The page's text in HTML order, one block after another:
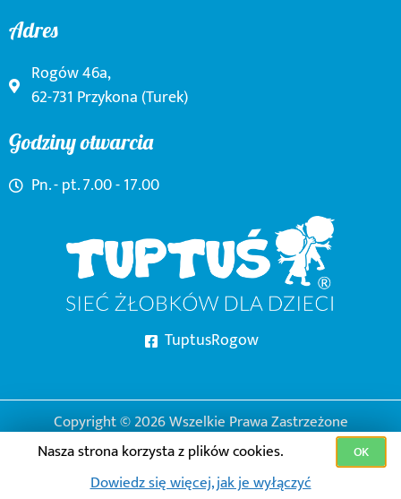
Adres
Rogów 46a,
62-731 Przykona (Turek)
Godziny otwarcia
Pn. - pt. 7.00 - 17.00
TuptusRogow
Copyright © 2026 Wszelkie Prawa Zastrzeżone
Strony Internetowe Konin
Nasza strona korzysta z plików cookies. OK
Dowiedz się więcej, jak je wyłączyć